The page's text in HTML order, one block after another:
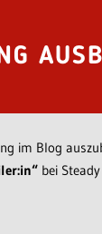
im Blog
bei